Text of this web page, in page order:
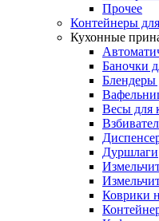
Прочее
Контейнеры
Кухонные
Баночки
Весы для
Дуршлаги
Коврики